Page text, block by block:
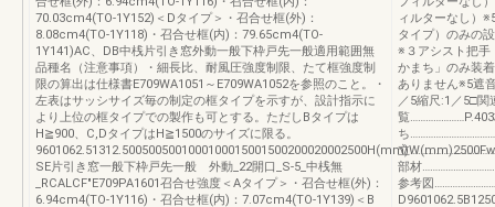
70.03cm4(TO-1Y152)＜Dタイプ＞・召合せ框(外)：
8.08cm4(TO-1Y118)・召合せ框(内)：79.65cm4(TO-
1Y141)AC、DB中桟片引き窓外動一般下枠戸先一般適用範囲無
品種名（注意事項）・細長比、耐風圧強度制限、たて框強度制
限の算出は仕様書E709WA1051～E709WA1052を参照のこと。・
左表はサッシサイズ毎の制定の框タイプを示すが、設計指示に
より上位の框タイプでの製作も可とする。ただしBタイプは
H≧900、C,DタイプはH≧1500のサイズに限る。
SE片引き窓一般下枠戸先一般 外動_22開口_S-5_中桟無
_RCALCF"E709PA1601召合せ強度＜Aタイプ＞・召合せ框(外)：
6.94cm4(TO-1Y116)・召合せ框(内)：7.07cm4(TO-1Y139)＜B
ィルターなし）
タイプ）のみの
※３アシスト把手
かまち」のみ装
ありません※5遮
／5縮尺:1／5□
覧
ち
立
部材
参考図